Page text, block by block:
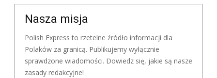
Nasza misja
Polish Express to rzetelne źródło informacji dla
Polaków za granicą. Publikujemy wyłącznie
sprawdzone wiadomości. Dowiedz się, jakie są nasze
zasady redakcyjne!